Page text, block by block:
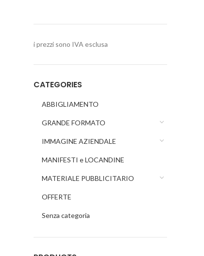
i prezzi sono IVA esclusa
CATEGORIES
ABBIGLIAMENTO
GRANDE FORMATO
IMMAGINE AZIENDALE
MANIFESTI e LOCANDINE
MATERIALE PUBBLICITARIO
OFFERTE
Senza categoria